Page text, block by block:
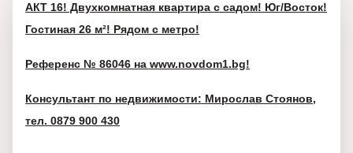
АКТ 16! Двухкомнатная квартира с садом! Юг/Восток!
Гостиная 26 м²! Рядом с метро!
Референс № 86046 на www.novdom1.bg!
Консультант по недвижимости: Мирослав Стоянов,
тел. 0879 900 430